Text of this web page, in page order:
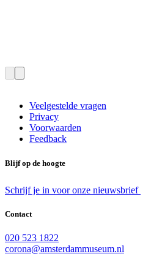
Veelgestelde vragen
Privacy
Voorwaarden
Feedback
Blijf op de hoogte
Schrijf je in voor onze nieuwsbrief
Contact
020 523 1822
corona@amsterdammuseum.nl